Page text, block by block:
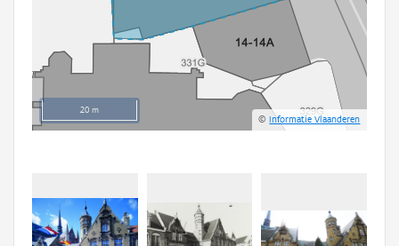
20 m
©Informatie Vlaanderen